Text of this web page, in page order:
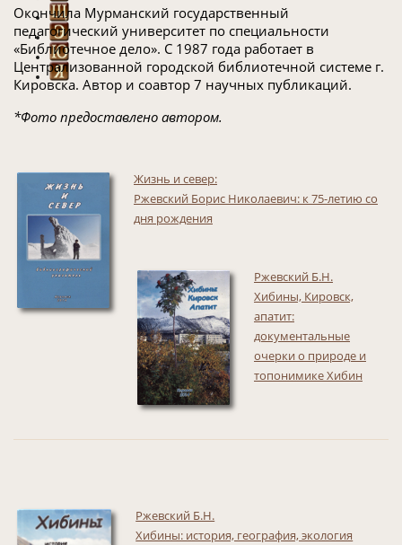
Окончила Мурманский государственный
педагогический университет по специальности
«Библиотечное дело». C 1987 года работает в
Централизованной городской библиотечной системе г.
Кировска. Автор и соавтор 7 научных публикаций.
*Фото предоставлено автором.
Жизнь и север:
Ржевский Борис Николаевич: к 75-летию со
дня рождения
Ржевский Б.Н.
Хибины, Кировск,
апатит:
документальные
очерки о природе и
топонимике Хибин
Ржевский Б.Н.
Хибины: история, география, экология